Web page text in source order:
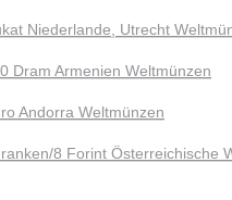
Niederlande, Utrecht
Dram Armenien Weltmünzen
Andorra Weltmünzen
8 Forint Österreichische